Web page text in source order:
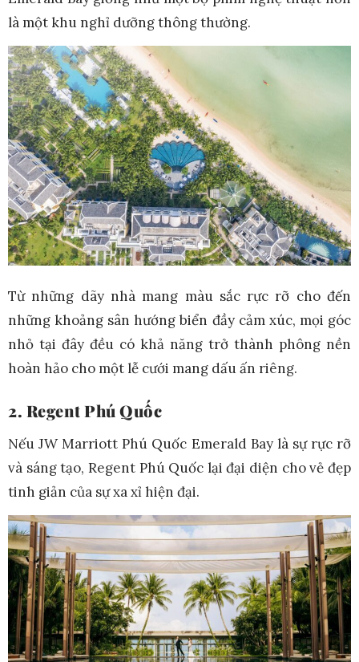
là một khu nghỉ dưỡng thông thường.
Từ những dãy nhà mang màu sắc rực rỡ cho đến
những khoảng sân hướng biển đầy cảm xúc, mọi góc
nhỏ tại đây đều có khả năng trở thành phông nền
hoàn hảo cho một lễ cưới mang dấu ấn riêng.
2. Regent Phú Quốc
Nếu JW Marriott Phú Quốc Emerald Bay là sự rực rỡ
và sáng tạo, Regent Phú Quốc lại đại diện cho vẻ đẹp
tinh giản của sự xa xỉ hiện đại.